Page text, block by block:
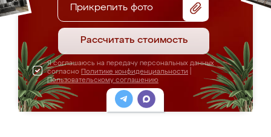
Прикрепить фото
Рассчитать стоимость
Я соглашаюсь на передачу персональных данных
согласно Политике конфиденциальности
Пользовательскому соглашению